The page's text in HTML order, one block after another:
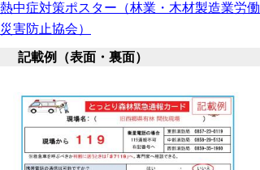
熱中症対策ポスター（林業・木材製造業労働
災害防止協会）
記載例（表面・裏面）